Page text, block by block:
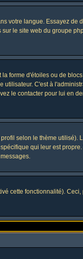
votre langue. Essayez de
le site web du groupe
forme d'étoiles ou de
C'est à
le contacter pour lui en
selon le thème utilisé).
qui leur est
cette fonctionnalité).